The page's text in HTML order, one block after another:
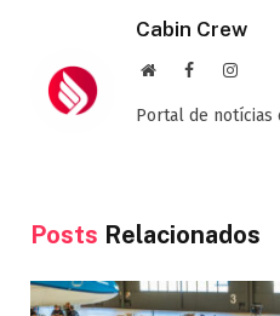
Cabin Crew
Site Facebook
Portal de notícias
Posts Relacionados